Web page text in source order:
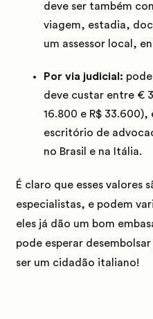
deve ser também
viagem, estadia,
um assessor local,
Por via judicial:
deve custar entre €
16.800 e R$ 33.600),
escritório de
no Brasil e na Itália.
É claro que esses valores
especialistas, e podem
eles já dão um bom
pode esperar
ser um cidadão italiano!